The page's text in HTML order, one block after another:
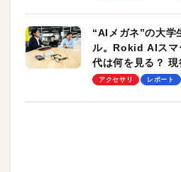
“AIメガネ”の大学
ル。Rokid AIスマ
代は何を見る？
授による体験会レ
アクセサリ レポート